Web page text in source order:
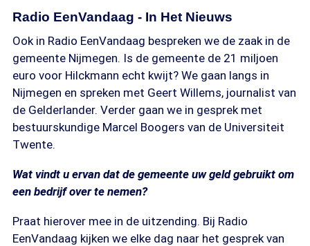
Radio EenVandaag - In Het Nieuws
Ook in Radio EenVandaag bespreken we de zaak in de
gemeente Nijmegen. Is de gemeente de 21 miljoen
euro voor Hilckmann echt kwijt? We gaan langs in
Nijmegen en spreken met Geert Willems, journalist van
de Gelderlander. Verder gaan we in gesprek met
bestuurskundige Marcel Boogers van de Universiteit
Twente.
Wat vindt u ervan dat de gemeente uw geld gebruikt om
een bedrijf over te nemen?
Praat hierover mee in de uitzending. Bij Radio
EenVandaag kijken we elke dag naar het gesprek van